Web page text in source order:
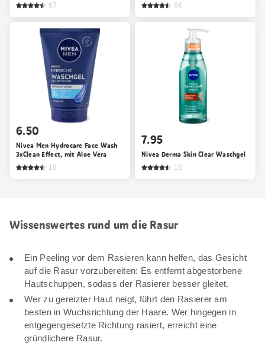
67 64
6.50
Nivea Men Hydrocare Face Wash
3xClean Effect, mit Aloe Vera
16
7.95
Nivea Derma Skin Clear Waschgel
15
Wissenswertes rund um die Rasur
Ein Peeling vor dem Rasieren kann helfen, das Gesicht
auf die Rasur vorzubereiten: Es entfernt abgestorbene
Hautschuppen, sodass der Rasierer besser gleitet.
Wer zu gereizter Haut neigt, führt den Rasierer am
besten in Wuchsrichtung der Haare. Wer hingegen in
entgegengesetzte Richtung rasiert, erreicht eine
gründlichere Rasur.